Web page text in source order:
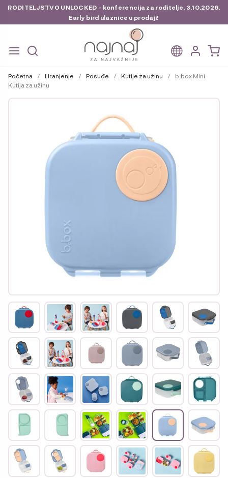
RODITELJSTVO UNLOCKED - konferencija za roditelje, 3.10.2026.
Early bird ulaznice u prodaji!
na
navigaciju
do
sadržaja
Početna / Hranjenje / Posuđe / Kutije za užinu /
b.box Mini
Kutija za užinu